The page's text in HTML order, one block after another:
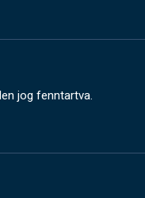
jog fenntartva.